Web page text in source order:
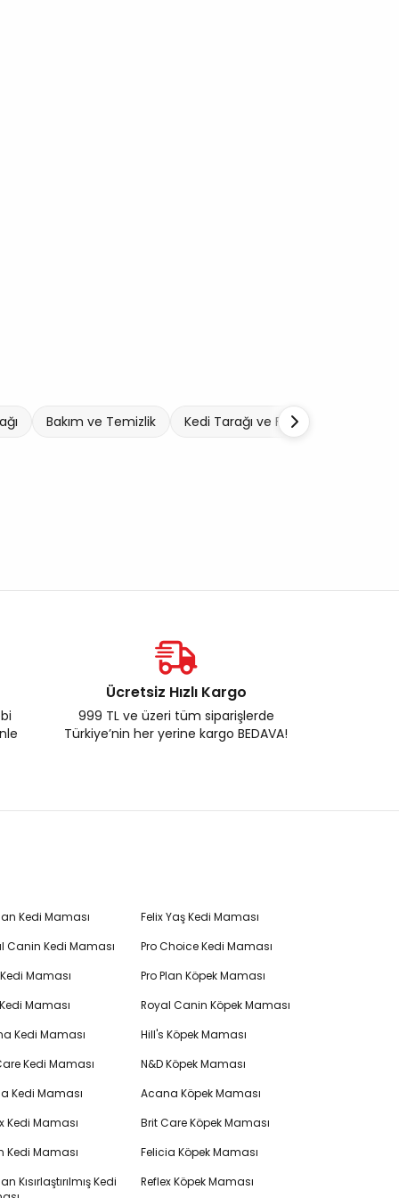
Bakım ve Temizlik Kedi Tarağı ve Fırçası
Ücretsiz Hızlı Kargo
999 TL ve üzeri tüm siparişlerde
Türkiye’nin her yerine kargo BEDAVA!
Kedi Maması
Canin Kedi Maması
Maması
Maması
Kedi Maması
Kedi Maması
Kedi Maması
Kedi Maması
Kedi Maması
Kısırlaştırılmış Kedi
Felix Yaş Kedi Maması
Pro Choice Kedi Maması
Pro Plan Köpek Maması
Royal Canin Köpek Maması
Hill's Köpek Maması
N&D Köpek Maması
Acana Köpek Maması
Brit Care Köpek Maması
Felicia Köpek Maması
Reflex Köpek Maması